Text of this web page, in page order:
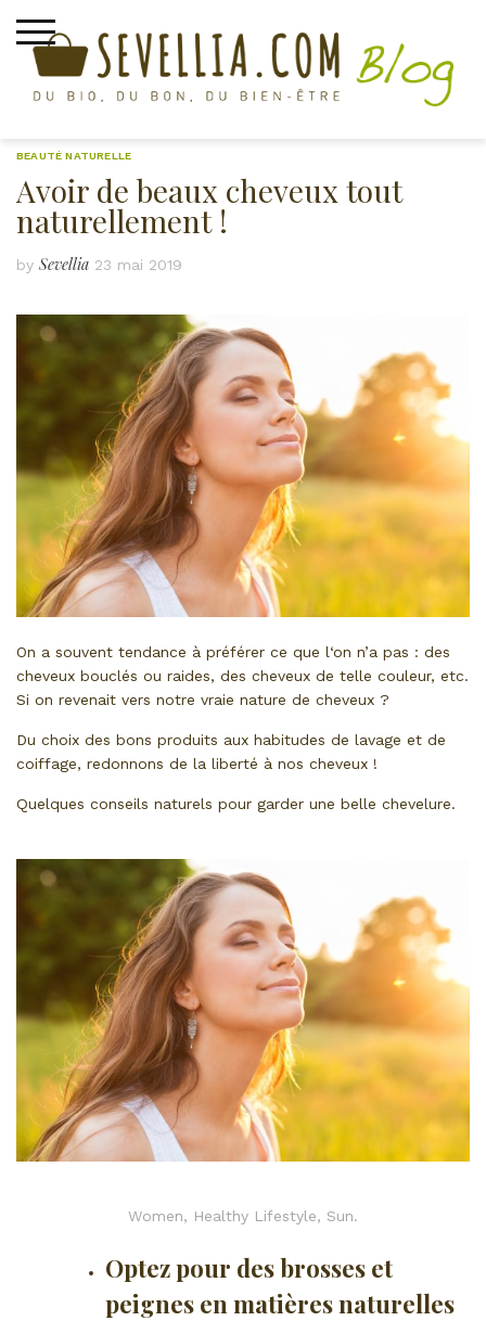
content
BEAUTÉ NATURELLE
Avoir de beaux cheveux tout
naturellement !
by Sevellia 23 mai 2019
On a souvent tendance à préférer ce que l‘on n’a pas : des
cheveux bouclés ou raides, des cheveux de telle couleur, etc.
Si on revenait vers notre vraie nature de cheveux ?
Du choix des bons produits aux habitudes de lavage et de
coiffage, redonnons de la liberté à nos cheveux !
Quelques conseils naturels pour garder une belle chevelure.
Women, Healthy Lifestyle, Sun.
Optez pour des brosses et
peignes en matières naturelles